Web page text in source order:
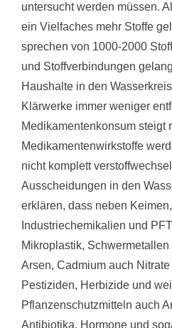
untersucht werden müssen.
ein Vielfaches mehr Stoffe
sprechen von 1000-2000
und Stoffverbindungen
Haushalte in den
Klärwerke immer weniger
Medikamentenkonsum steigt
Medikamentenwirkstoffe
nicht komplett
Ausscheidungen in den
erklären, dass neben
Industriechemikalien und
Mikroplastik,
Arsen, Cadmium auch
Pestiziden, Herbizide und
Pflanzenschutzmitteln auch
Antibiotika, Hormone und